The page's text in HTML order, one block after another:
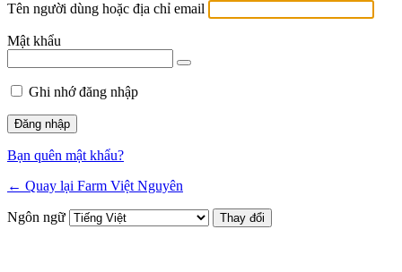
Tên người dùng hoặc địa chỉ email
Mật khẩu
Ghi nhớ đăng nhập
Bạn quên mật khẩu?
← Quay lại Farm Việt Nguyên
Ngôn ngữ